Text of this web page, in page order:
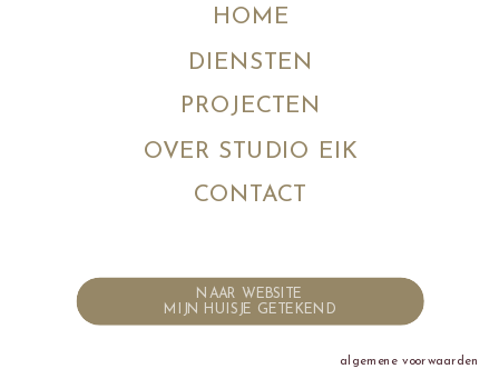
HOME
DIENSTEN
PROJECTEN
OVER STUDIO EIK
CONTACT
NAAR WEBSITE
MIJN HUISJE GETEKEND
algemene voorwaarden